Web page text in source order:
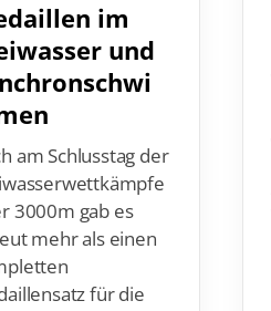
im
und
am Schlusstag der
3000m gab es
mehr als einen
für die